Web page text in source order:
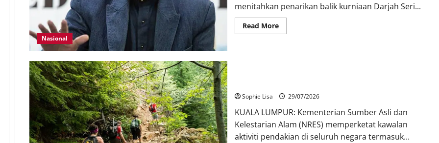
Nasional
menitahkan penarikan balik kurniaan Darjah Seri...
Read More
Sophie Lisa 29/07/2026
KUALA LUMPUR: Kementerian Sumber Asli dan
Kelestarian Alam (NRES) memperketat kawalan
aktiviti pendakian di seluruh negara termasuk...